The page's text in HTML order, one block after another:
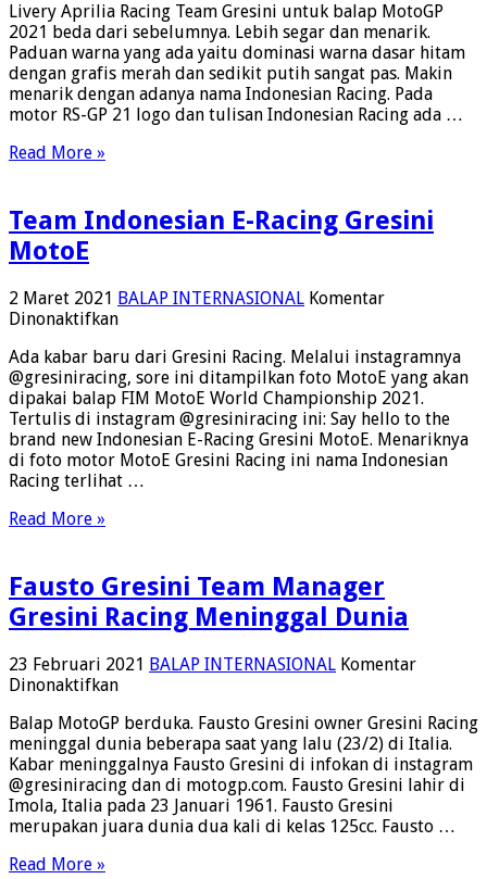
Indonesian
Racing
Di
Livery
Aprilia
Racing
MotoE
Livery Aprilia Racing Team Gresini untuk balap MotoGP
2021 beda dari sebelumnya. Lebih segar dan menarik.
Paduan warna yang ada yaitu dominasi warna dasar hitam
dengan grafis merah dan sedikit putih sangat pas. Makin
menarik dengan adanya nama Indonesian Racing. Pada
motor RS-GP 21 logo dan tulisan Indonesian Racing ada …
Read More »
Team Indonesian E-Racing Gresini
MotoE
2 Maret 2021 BALAP INTERNASIONAL Komentar
Dinonaktifkanpada
Indonesian
E-
Racing
Gresini
MotoE
Ada kabar baru dari Gresini Racing. Melalui instagramnya
@gresiniracing, sore ini ditampilkan foto MotoE yang akan
dipakai balap FIM MotoE World Championship 2021.
Tertulis di instagram @gresiniracing ini: Say hello to the
brand new Indonesian E-Racing Gresini MotoE. Menariknya
di foto motor MotoE Gresini Racing ini nama Indonesian
Racing terlihat …
Read More »
Fausto Gresini Team Manager
Gresini Racing Meninggal Dunia
23 Februari 2021 BALAP INTERNASIONAL Komentar
Dinonaktifkanpada
Gresini
Team
Manager
Gresini
Racing
Meninggal
Balap MotoGP berduka. Fausto Gresini owner Gresini Racing
meninggal dunia beberapa saat yang lalu (23/2) di Italia.
Kabar meninggalnya Fausto Gresini di infokan di instagram
@gresiniracing dan di motogp.com. Fausto Gresini lahir di
Imola, Italia pada 23 Januari 1961. Fausto Gresini
merupakan juara dunia dua kali di kelas 125cc. Fausto …
Read More »